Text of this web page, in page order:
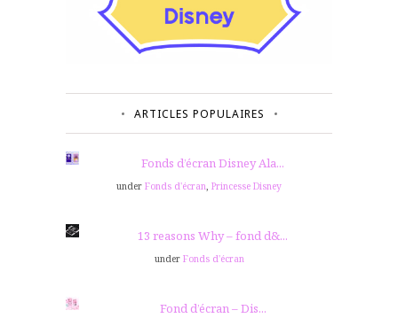
ARTICLES POPULAIRES
Fonds d’écran Disney Ala...
under Fonds d'écran, Princesse Disney
13 reasons Why – fond d&...
under Fonds d'écran
Fond d’écran – Dis...